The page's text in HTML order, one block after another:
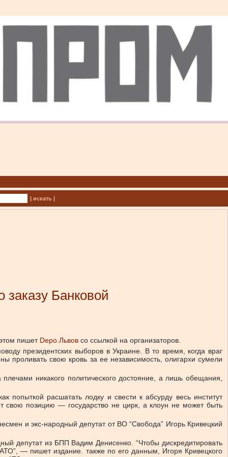
| искать |
заказу Банковой
пишет Depo.Львов со ссылкой на организаторов.
президентских выборов в Украине. В то время, когда враг
проливать свою кровь за ее независимость, олигархи сумели
никакого политического достояние, а лишь обещания,
расшатать лодку и свести к абсурду весь институт
свою позицию — государство не цирк, а клоун не может быть
и экс-народный депутат от ВО “Свобода” Игорь Кривецкий
депутат из БПП Вадим Денисенко. “Чтобы дискредитировать
— пишет издание. также по его данным, Игоря Кривецкого